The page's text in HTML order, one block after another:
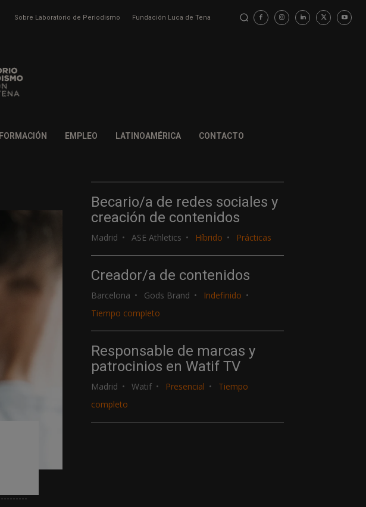
Sobre Laboratorio de Periodismo Fundación Luca de Tena
FORMACIÓN EMPLEO LATINOAMÉRICA CONTACTO
Becario/a de redes sociales y
creación de contenidos
Madrid ASE Athletics Híbrido Prácticas
Creador/a de contenidos
Barcelona Gods Brand
Indefinido
Tiempo completo
Responsable de marcas y
patrocinios en Watif TV
Madrid Watif Presencial
Tiempo
completo